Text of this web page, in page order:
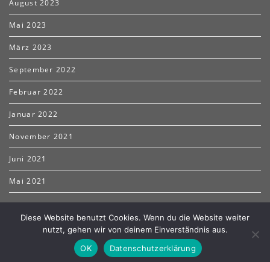
August 2023
Mai 2023
März 2023
September 2022
Februar 2022
Januar 2022
November 2021
Juni 2021
Mai 2021
Copyright TTF Asbacher Land 2021 IWebdesign by Marcus
Kreutz
Diese Website benutzt Cookies. Wenn du die Website weiter
nutzt, gehen wir von deinem Einverständnis aus.
OK
Datenschutzerklärung